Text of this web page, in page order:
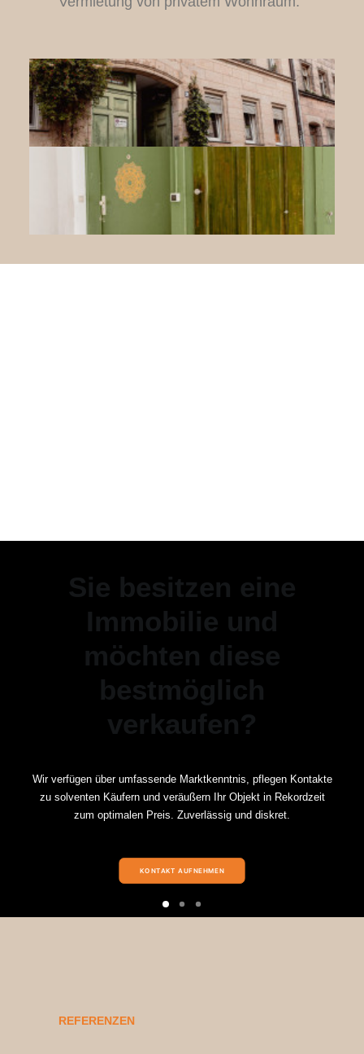
Sie besitzen eine
Immobilie und
möchten diese
bestmöglich
verkaufen?
Wir verfügen über umfassende Marktkenntnis, pflegen Kontakte
zu solventen Käufern und veräußern Ihr Objekt in Rekordzeit
zum optimalen Preis. Zuverlässig und diskret.
KONTAKT AUFNEHMEN
REFERENZEN